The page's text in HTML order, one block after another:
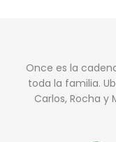
Once es la
toda la familia.
Carlos, Rocha y